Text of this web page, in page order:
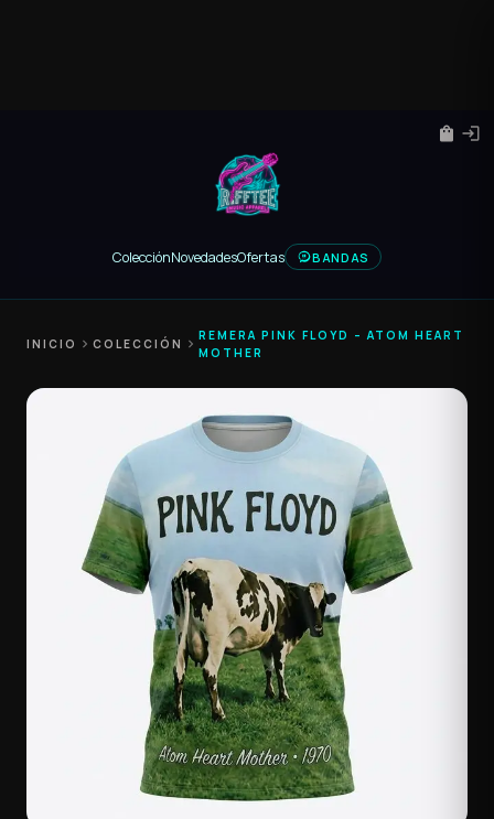
ColecciónNovedadesOfertas BANDAS
shopping_bag login
INICIO chevron_right COLECCIÓN chevron_right
REMERA PINK FLOYD – ATOM HEART
MOTHER